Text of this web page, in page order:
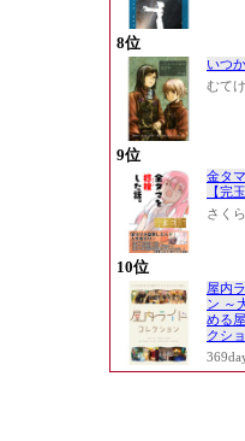
8位
いつ
むて
9位
金タ
【完
さく
10位
屋内
ン ～
める
クシ